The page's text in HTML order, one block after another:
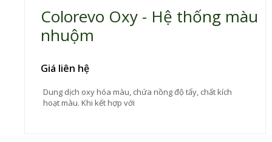
Colorevo Oxy - Hệ thống màu
nhuộm
Giá liên hệ
Dung dịch oxy hóa màu, chứa nồng độ tẩy, chất kích
hoạt màu. Khi kết hợp với